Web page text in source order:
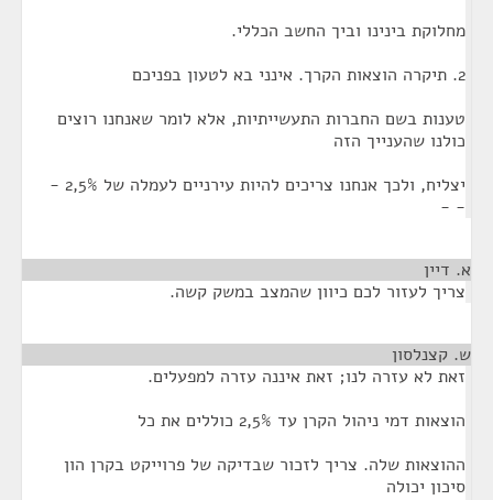
מחלוקת בינינו וביך החשב הכללי.
2. תיקרה הוצאות הקרך. אינני בא לטעון בפניכם
טענות בשם החברות התעשייתיות, אלא לומר שאנחנו רוצים
כולנו שהענייך הזה
יצליח, ולכך אנחנו צריכים להיות עירניים לעמלה של 2,5% -
- -
א. דיין
צריך לעזור לכם כיוון שהמצב במשק קשה.
ש. קצנלסון
זאת לא עזרה לנו; זאת איננה עזרה למפעלים.
הוצאות דמי ניהול הקרן עד 2,5% כוללים את כל
ההוצאות שלה. צריך לזכור שבדיקה של פרוייקט בקרן הון
סיכון יכולה